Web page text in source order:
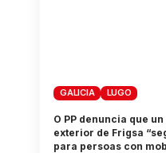
GALICIA LUGO
O PP denuncia que
exterior de Frigsa
para persoas con